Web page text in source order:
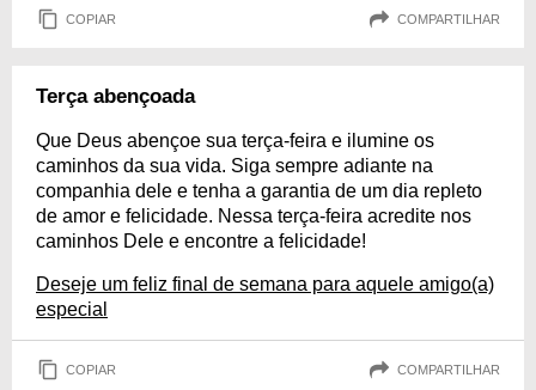
COPIAR COMPARTILHAR
Terça abençoada
Que Deus abençoe sua terça-feira e ilumine os
caminhos da sua vida. Siga sempre adiante na
companhia dele e tenha a garantia de um dia repleto
de amor e felicidade. Nessa terça-feira acredite nos
caminhos Dele e encontre a felicidade!
Deseje um feliz final de semana para aquele amigo(a)
especial
COPIAR COMPARTILHAR